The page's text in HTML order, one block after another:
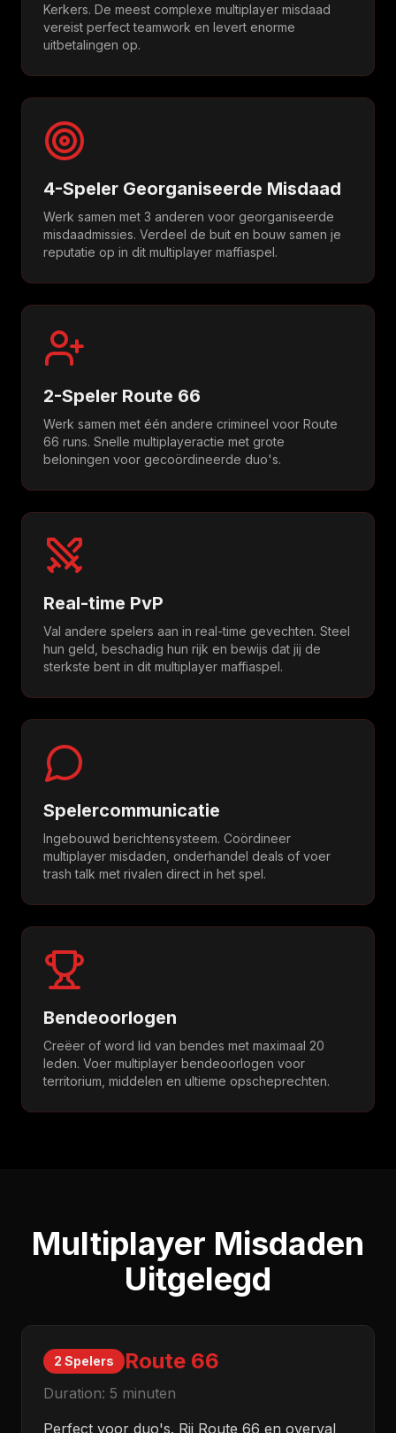
Kerkers. De meest complexe multiplayer misdaad
vereist perfect teamwork en levert enorme
uitbetalingen op.
4-Speler Georganiseerde Misdaad
Werk samen met 3 anderen voor georganiseerde
misdaadmissies. Verdeel de buit en bouw samen je
reputatie op in dit multiplayer maffiaspel.
2-Speler Route 66
Werk samen met één andere crimineel voor Route
66 runs. Snelle multiplayeractie met grote
beloningen voor gecoördineerde duo's.
Real-time PvP
Val andere spelers aan in real-time gevechten. Steel
hun geld, beschadig hun rijk en bewijs dat jij de
sterkste bent in dit multiplayer maffiaspel.
Spelercommunicatie
Ingebouwd berichtensysteem. Coördineer
multiplayer misdaden, onderhandel deals of voer
trash talk met rivalen direct in het spel.
Bendeoorlogen
Creëer of word lid van bendes met maximaal 20
leden. Voer multiplayer bendeoorlogen voor
territorium, middelen en ultieme opscheprechten.
Multiplayer Misdaden
Uitgelegd
2 Spelers Route 66
Duration: 5 minuten
Perfect voor duo's. Rij Route 66 en overval